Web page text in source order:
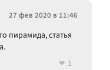
27 фев 2020 в 11:46
пирамида, статья
1